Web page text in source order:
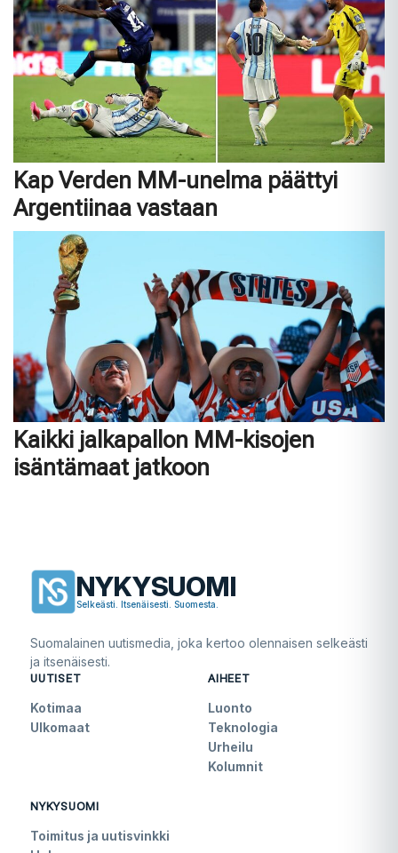
Kap Verden MM-unelma päättyi
Argentiinaa vastaan
Kaikki jalkapallon MM-kisojen
isäntämaat jatkoon
NYKYSUOMI
Selkeästi. Itsenäisesti. Suomesta.
Suomalainen uutismedia, joka kertoo olennaisen selkeästi
ja itsenäisesti.
UUTISET
Kotimaa
Ulkomaat
AIHEET
Luonto
Teknologia
Urheilu
Kolumnit
NYKYSUOMI
Toimitus ja uutisvinkki